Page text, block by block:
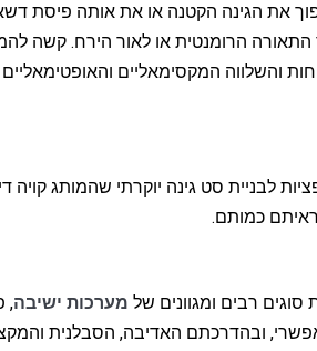
את הגינה הקטנה או את אותה פיסת
הרומנטית או לאור הירח. קשה
והשלווה המקסימאליים והאופטימאליים
לבניית סט גינה יוקרתי שהמותג קויה
כמותם.
רבים ומגוונים של מערכות ישיבה,
ובהדרכתם האדיבה, הסבלנית